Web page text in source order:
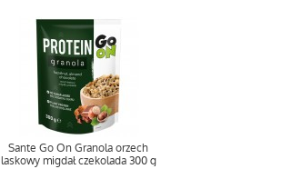
Sante Go On Granola orzech
laskowy migdał czekolada 300 g